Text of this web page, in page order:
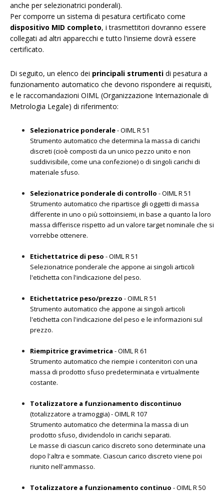
anche per selezionatrici ponderali).
Per comporre un sistema di pesatura certificato come
dispositivo MID completo, i trasmettitori dovranno essere
collegati ad altri apparecchi e tutto l'insieme dovrà essere
certificato.
Di seguito, un elenco dei principali strumenti di pesatura a
funzionamento automatico che devono rispondere ai requisiti,
e le raccomandazioni OIML (Organizzazione Internazionale di
Metrologia Legale) di riferimento:
Selezionatrice ponderale- OIML R 51
Strumento automatico che determina la massa di carichi
discreti (cioè composti da un unico pezzo unito e non
suddivisibile, come una confezione) o di singoli carichi di
materiale sfuso.
Selezionatrice ponderale di controllo - OIML R 51
Strumento automatico che ripartisce gli oggetti di massa
differente in uno o più sottoinsiemi, in base a quanto la loro
massa differisce rispetto ad un valore target nominale che si
vorrebbe ottenere.
Etichettatrice di peso - OIML R 51
Selezionatrice ponderale che appone ai singoli articoli
l'etichetta con l'indicazione del peso.
Etichettatrice peso/prezzo - OIML R 51
Strumento automatico che appone ai singoli articoli
l'etichetta con l'indicazione del peso e le informazioni sul
prezzo.
Riempitrice gravimetrica - OIML R 61
Strumento automatico che riempie i contenitori con una
massa di prodotto sfuso predeterminata e virtualmente
costante.
Totalizzatore a funzionamento discontinuo
(totalizzatore a tramoggia) - OIML R 107
Strumento automatico che determina la massa di un
prodotto sfuso, dividendolo in carichi separati.
Le masse di ciascun carico discreto sono determinate una
dopo l'altra e sommate. Ciascun carico discreto viene poi
riunito nell'ammasso.
Totalizzatore a funzionamento continuo - OIML R 50